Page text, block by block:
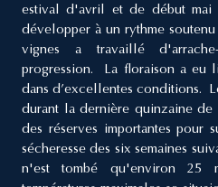
estival d'avril et de début mai
développer à un rythme
vignes a travaillé
progression. La floraison a eu
dans d’excellentes conditions.
durant la dernière quinzaine
des réserves importantes
sécheresse des six semaines
n'est tombé qu'environ